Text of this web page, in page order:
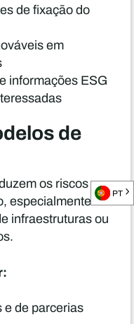
de fixação do
em
informações ESG
de
os riscos e
especialmente
infraestruturas ou
e de parcerias
PT